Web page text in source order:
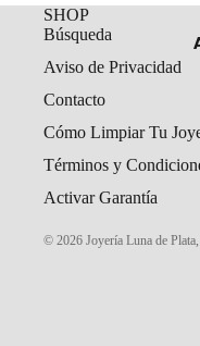
SHOP
Búsqueda
Aviso de Privacidad
Contacto
Cómo Limpiar Tu
Términos y
Activar Garantía
© 2026 Joyería Luna de Plata,